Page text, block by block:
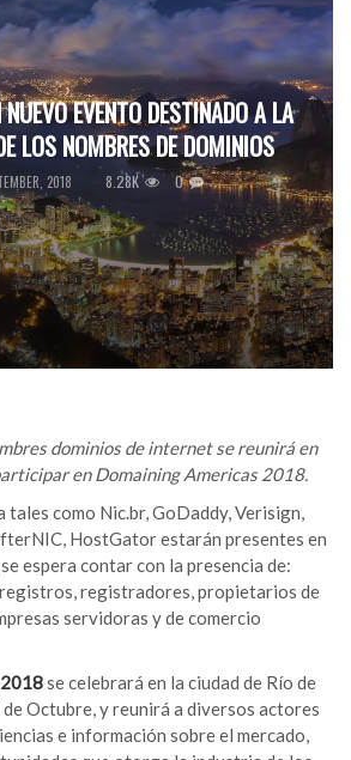
EVENTO DESTINADO A LA
LOS NOMBRES DE DOMINIOS
2018 8.28K 0
dominios de internet se reunirá en
en Domaining Americas 2018.
tales como Nic.br, GoDaddy, Verisign,
HostGator estarán presentes en
espera contar con la presencia de:
registradores, propietarios de
servidoras y de comercio
se celebrará en la ciudad de Río de
de Octubre, y reunirá a diversos actores
e información sobre el mercado,